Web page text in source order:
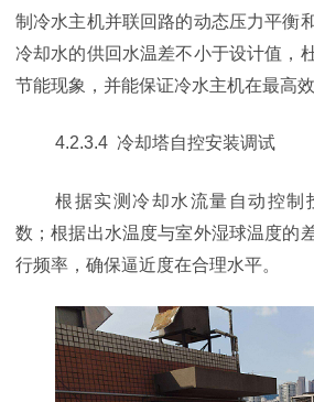
制冷水主机并联回路的动态压力平衡
冷却水的供回水温差不小于设计值，
节能现象，并能保证冷水主机在最高效
4.2.3.4 冷却塔自控安装调试
根据实测冷却水流量自动控制
数；根据出水温度与室外湿球温度的
行频率，确保逼近度在合理水平。